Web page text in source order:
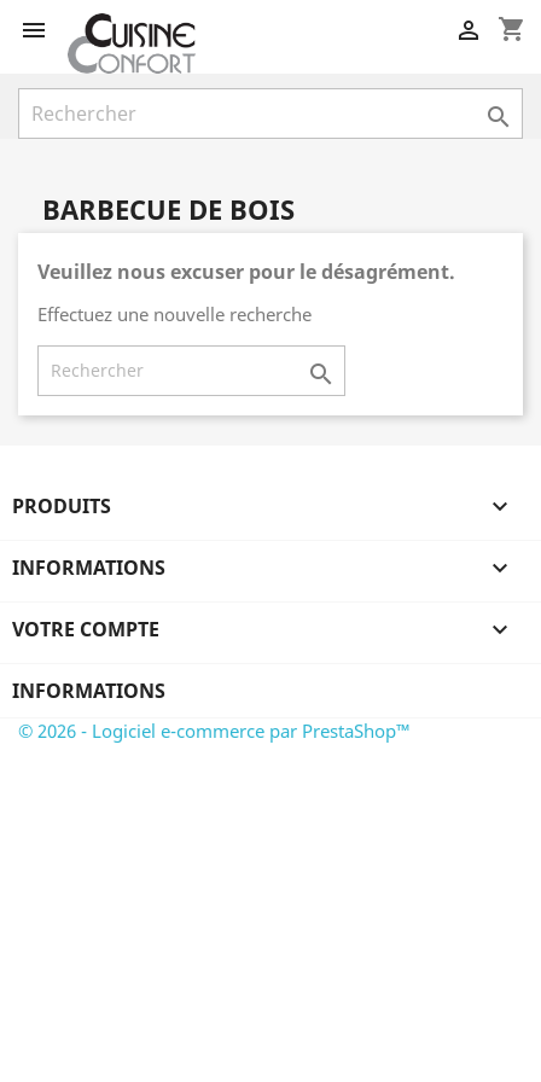
 shopping_cart


BARBECUE DE BOIS
Veuillez nous excuser pour le désagrément.
Effectuez une nouvelle recherche

PRODUITS 
INFORMATIONS 
VOTRE COMPTE 
INFORMATIONS
© 2026 - Logiciel e-commerce par PrestaShop™